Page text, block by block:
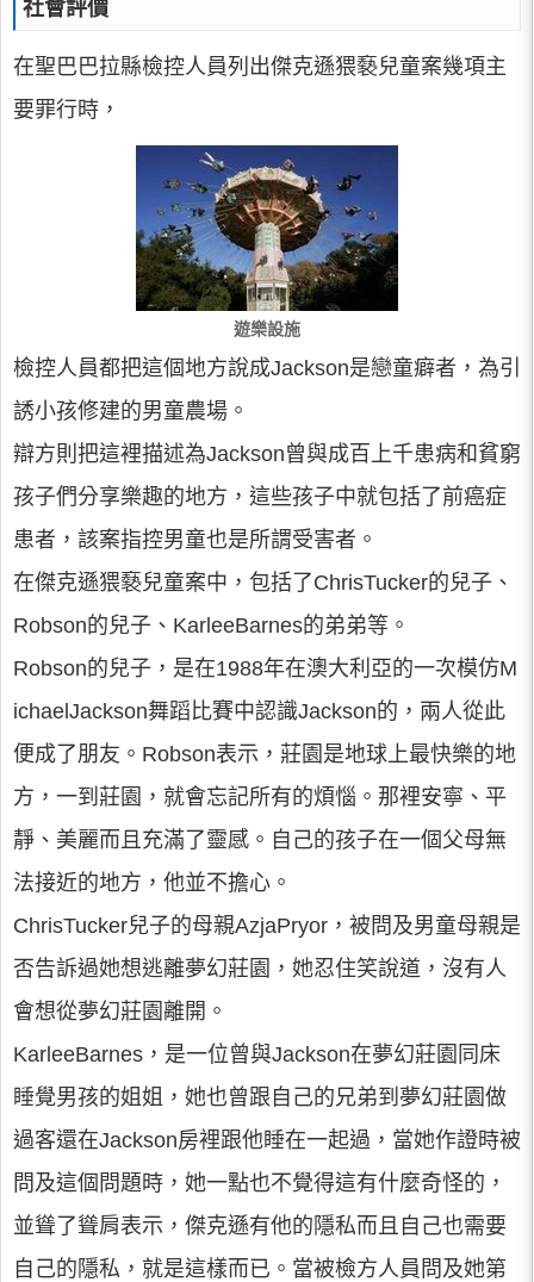
社會評價
在聖巴巴拉縣檢控人員列出傑克遜猥褻兒童案幾項主
要罪行時，
遊樂設施
檢控人員都把這個地方說成Jackson是戀童癖者，為引
誘小孩修建的男童農場。
辯方則把這裡描述為Jackson曾與成百上千患病和貧窮
孩子們分享樂趣的地方，這些孩子中就包括了前癌症
患者，該案指控男童也是所謂受害者。
在傑克遜猥褻兒童案中，包括了ChrisTucker的兒子、
Robson的兒子、KarleeBarnes的弟弟等。
Robson的兒子，是在1988年在澳大利亞的一次模仿M
ichaelJackson舞蹈比賽中認識Jackson的，兩人從此
便成了朋友。Robson表示，莊園是地球上最快樂的地
方，一到莊園，就會忘記所有的煩惱。那裡安寧、平
靜、美麗而且充滿了靈感。自己的孩子在一個父母無
法接近的地方，他並不擔心。
ChrisTucker兒子的母親AzjaPryor，被問及男童母親是
否告訴過她想逃離夢幻莊園，她忍住笑說道，沒有人
會想從夢幻莊園離開。
KarleeBarnes，是一位曾與Jackson在夢幻莊園同床
睡覺男孩的姐姐，她也曾跟自己的兄弟到夢幻莊園做
過客還在Jackson房裡跟他睡在一起過，當她作證時被
問及這個問題時，她一點也不覺得這有什麼奇怪的，
並聳了聳肩表示，傑克遜有他的隱私而且自己也需要
自己的隱私，就是這樣而已。當被檢方人員問及她第